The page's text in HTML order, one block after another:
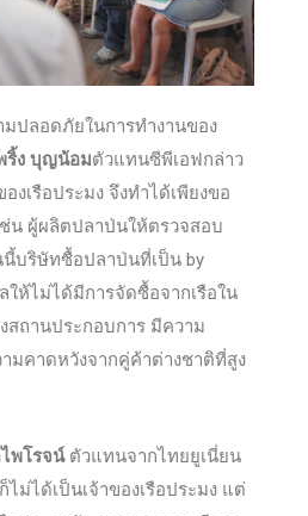
ปลอดภัยในการทำงานของ
ริ้ง บุญน้อมตัวแทนซีพีเอฟกล่าว
งเรือประมง จึงทำได้เพียงขอ
น ผู้ผลิตปลาป่นให้ตรวจสอบ
บริษัทซื้อปลาป่นที่เป็น by
ให้ไม่ได้มีการจัดซื้อจากเรือใน
สถานประกอบการ มีความ
มคาดหวังจากคู่ค้าต่างชาติที่สูง
พโรจน์ตัวแทนจากไทยยูเนี่ยน
ม่ได้เป็นเจ้าของเรือประมง แต่